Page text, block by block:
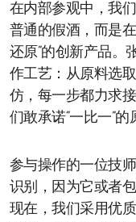
在内部参观中，我
普通的假酒，而是
还原”的创新产品。
作工艺：从原料选
仿，每一步都力求
们敢承诺“一比一”的
参与操作的一位技
识别，因为它或者
现在，我们采用优